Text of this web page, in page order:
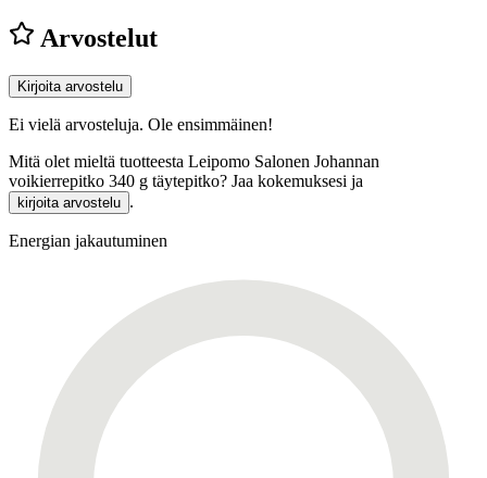
Arvostelut
Kirjoita arvostelu
Ei vielä arvosteluja. Ole ensimmäinen!
Mitä olet mieltä tuotteesta Leipomo Salonen Johannan
voikierrepitko 340 g täytepitko? Jaa kokemuksesi ja
kirjoita arvostelu .
Energian jakautuminen